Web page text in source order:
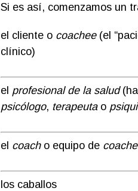
Si es así, comenzamos un
el cliente o coachee(el
clínico)
el profesional de la salud
psicólogo, terapeutao
el coacho equipo de
los caballos